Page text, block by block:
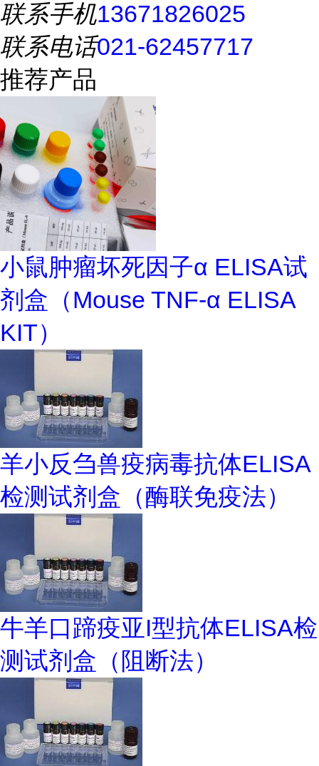
联系手机13671826025
联系电话021-62457717
推荐产品
小鼠肿瘤坏死因子α ELISA试
剂盒（Mouse TNF-α ELISA
KIT）
羊小反刍兽疫病毒抗体ELISA
检测试剂盒（酶联免疫法）
牛羊口蹄疫亚I型抗体ELISA检
测试剂盒（阻断法）